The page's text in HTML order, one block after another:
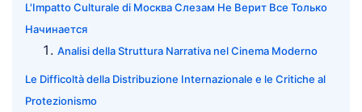
L'Impatto Culturale di Москва Слезам Не Верит Все Только
Начинается
Analisi della Struttura Narrativa nel Cinema Moderno
Le Difficoltà della Distribuzione Internazionale e le Critiche al
Protezionismo